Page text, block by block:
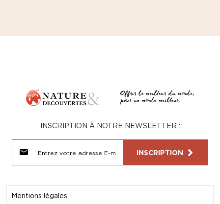
Mentions légales
INSCRIPTION À NOTRE NEWSLETTER :
INSCRIPTION